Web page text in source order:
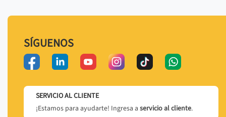
SÍGUENOS
SERVICIO AL CLIENTE
¡Estamos para ayudarte! Ingresa a servicio al cliente.